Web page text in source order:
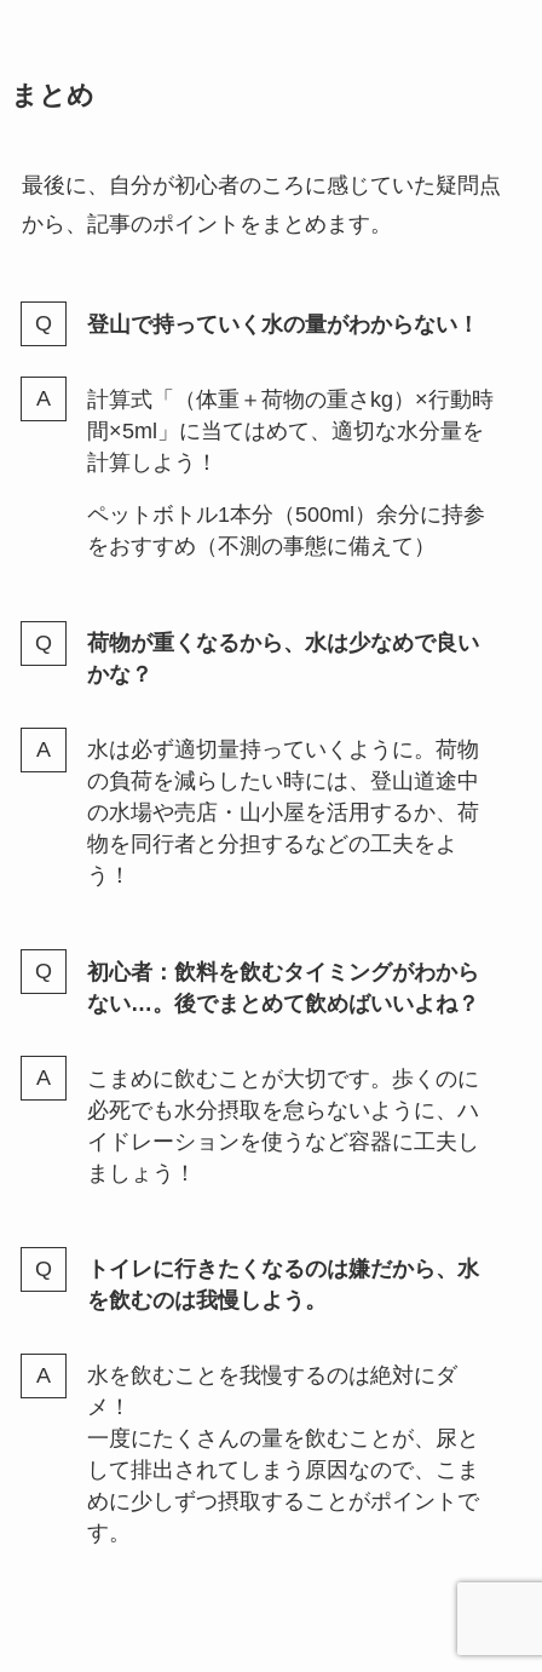
まとめ
最後に、自分が初心者のころに感じていた疑問点
から、記事のポイントをまとめます。
登山で持っていく水の量がわからない！
計算式「（体重＋荷物の重さkg）×行動時
間×5ml」に当てはめて、適切な水分量を
計算しよう！
ペットボトル1本分（500ml）余分に持参
をおすすめ（不測の事態に備えて）
荷物が重くなるから、水は少なめで良い
かな？
水は必ず適切量持っていくように。荷物
の負荷を減らしたい時には、登山道途中
の水場や売店・山小屋を活用するか、荷
物を同行者と分担するなどの工夫をよ
う！
初心者：飲料を飲むタイミングがわから
ない…。後でまとめて飲めばいいよね？
こまめに飲むことが大切です。歩くのに
必死でも水分摂取を怠らないように、ハ
イドレーションを使うなど容器に工夫し
ましょう！
トイレに行きたくなるのは嫌だから、水
を飲むのは我慢しよう。
水を飲むことを我慢するのは絶対にダ
メ！
一度にたくさんの量を飲むことが、尿と
して排出されてしまう原因なので、こま
めに少しずつ摂取することがポイントで
す。